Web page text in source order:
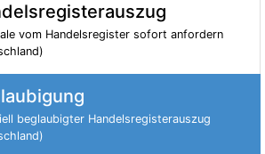
vom Handelsregister sofort anfordern
beglaubigter Handelsregisterauszug